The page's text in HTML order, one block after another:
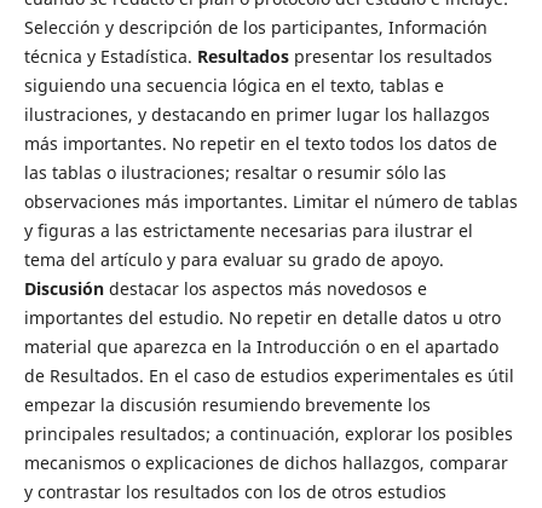
Selección y descripción de los participantes, Información
técnica y Estadística. Resultadospresentar los resultados
siguiendo una secuencia lógica en el texto, tablas e
ilustraciones, y destacando en primer lugar los hallazgos
más importantes. No repetir en el texto todos los datos de
las tablas o ilustraciones; resaltar o resumir sólo las
observaciones más importantes. Limitar el número de tablas
y figuras a las estrictamente necesarias para ilustrar el
tema del artículo y para evaluar su grado de apoyo.
Discusióndestacar los aspectos más novedosos e
importantes del estudio. No repetir en detalle datos u otro
material que aparezca en la Introducción o en el apartado
de Resultados. En el caso de estudios experimentales es útil
empezar la discusión resumiendo brevemente los
principales resultados; a continuación, explorar los posibles
mecanismos o explicaciones de dichos hallazgos, comparar
y contrastar los resultados con los de otros estudios